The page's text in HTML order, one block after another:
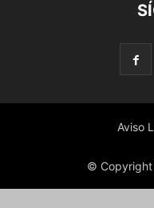
Aviso
© Copyright